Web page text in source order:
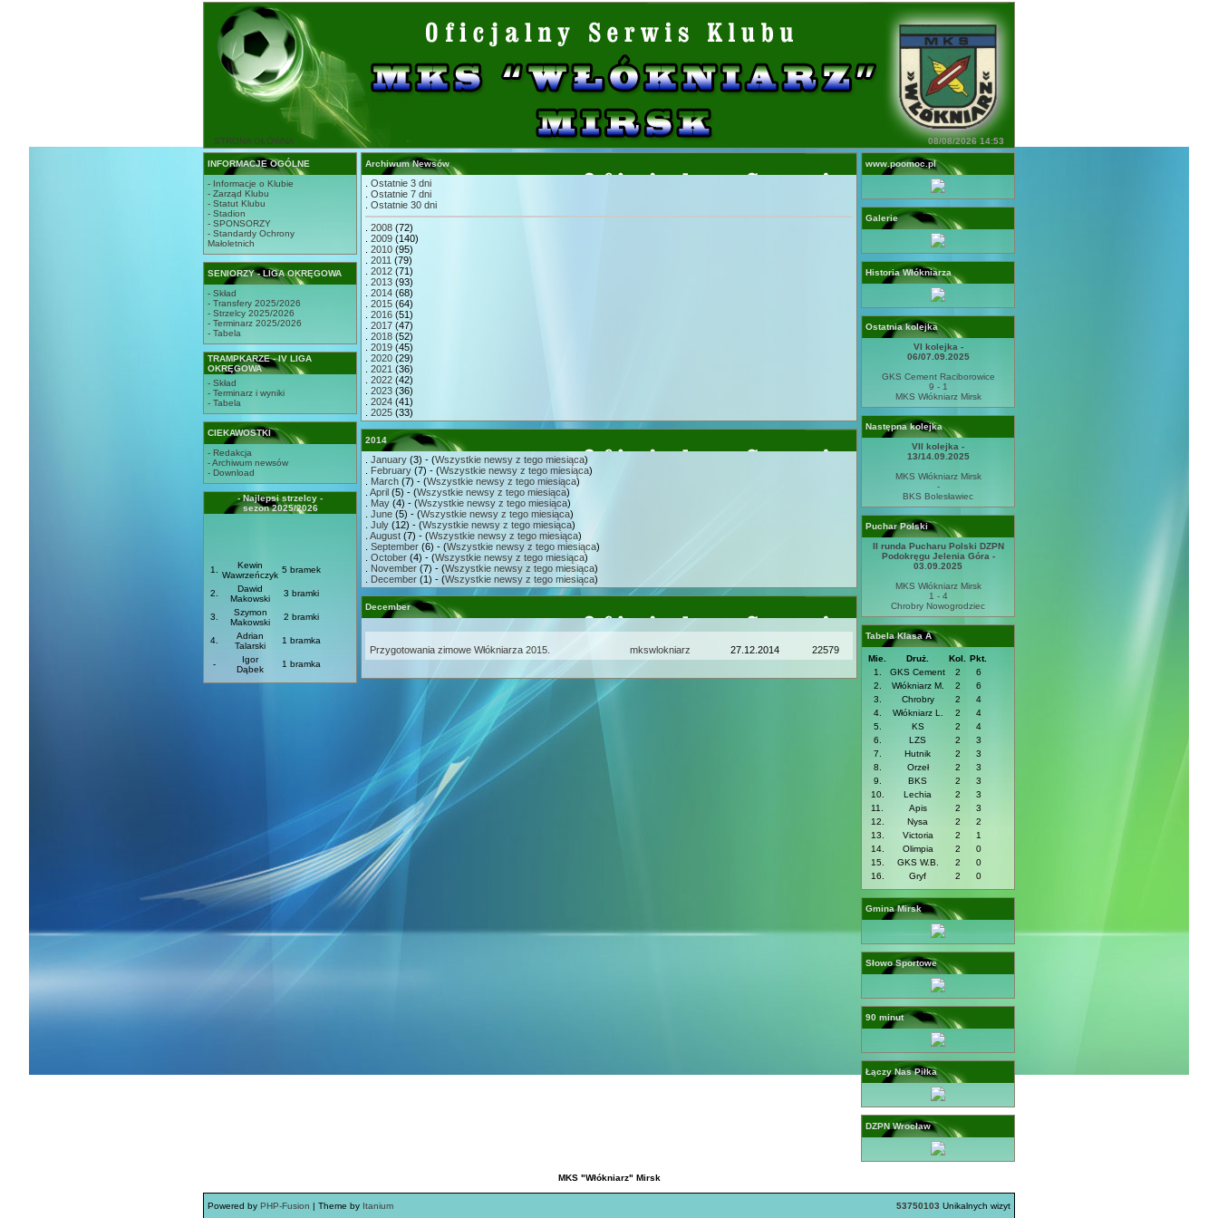
STRONA GŁÓWNA 08/08/2026 14:53
INFORMACJE OGÓLNE
- Informacje o Klubie
- Zarząd Klubu
- Statut Klubu
- Stadion
- SPONSORZY
- Standardy Ochrony
Małoletnich
SENIORZY - LIGA OKRĘGOWA
- Skład
- Transfery 2025/2026
- Strzelcy 2025/2026
- Terminarz 2025/2026
- Tabela
TRAMPKARZE - IV LIGA
OKRĘGOWA
- Skład
- Terminarz i wyniki
- Tabela
CIEKAWOSTKI
- Redakcja
- Archiwum newsów
- Download
- Najlepsi strzelcy -
sezon 2025/2026
1.
Kewin
Wawrzeńczyk
5 bramek
2.
Dawid
Makowski
3 bramki
3.
Szymon
Makowski
2 bramki
4.
Adrian
Talarski
1 bramka
-
Igor
Dąbek
1 bramka
Archiwum Newsów
Ostatnie 3 dni
Ostatnie 7 dni
Ostatnie 30 dni
2008 (72)
2009 (140)
2010 (95)
2011 (79)
2012 (71)
2013 (93)
2014 (68)
2015 (64)
2016 (51)
2017 (47)
2018 (52)
2019 (45)
2020 (29)
2021 (36)
2022 (42)
2023 (36)
2024 (41)
2025 (33)
2014
January (3) - (Wszystkie newsy z tego miesiąca)
February (7) - (Wszystkie newsy z tego miesiąca)
March (7) - (Wszystkie newsy z tego miesiąca)
April (5) - (Wszystkie newsy z tego miesiąca)
May (4) - (Wszystkie newsy z tego miesiąca)
June (5) - (Wszystkie newsy z tego miesiąca)
July (12) - (Wszystkie newsy z tego miesiąca)
August (7) - (Wszystkie newsy z tego miesiąca)
September (6) - (Wszystkie newsy z tego miesiąca)
October (4) - (Wszystkie newsy z tego miesiąca)
November (7) - (Wszystkie newsy z tego miesiąca)
December (1) - (Wszystkie newsy z tego miesiąca)
December
Przygotowania zimowe Włókniarza 2015. mkswlokniarz 27.12.2014 22579
www.poomoc.pl
Galerie
Historia Włókniarza
Ostatnia kolejka
VI kolejka -
06/07.09.2025
GKS Cement Raciborowice
9 - 1
MKS Włókniarz Mirsk
Następna kolejka
VII kolejka -
13/14.09.2025
MKS Włókniarz Mirsk
-
BKS Bolesławiec
Puchar Polski
II runda Pucharu Polski DZPN
Podokręgu Jelenia Góra -
03.09.2025
MKS Włókniarz Mirsk
1 - 4
Chrobry Nowogrodziec
Tabela Klasa A
Mie. Druż. Kol.
Pkt.
1.
GKS Cement 2
6
2.
Włókniarz M. 2
6
3.
Chrobry 2
4
4.
Włókniarz L. 2
4
5.
KS 2
4
6.
LZS 2
3
7.
Hutnik 2
3
8.
Orzeł 2
3
9.
BKS 2
3
10.
Lechia 2
3
11.
Apis 2
3
12.
Nysa 2
2
13.
Victoria 2
1
14.
Olimpia 2
0
15.
GKS W.B. 2
0
16.
Gryf 2 0
Gmina Mirsk
Słowo Sportowe
90 minut
Łączy Nas Piłka
DZPN Wrocław
MKS "Włókniarz" Mirsk
Powered by PHP-Fusion | Theme by Itanium 53750103 Unikalnych wizyt